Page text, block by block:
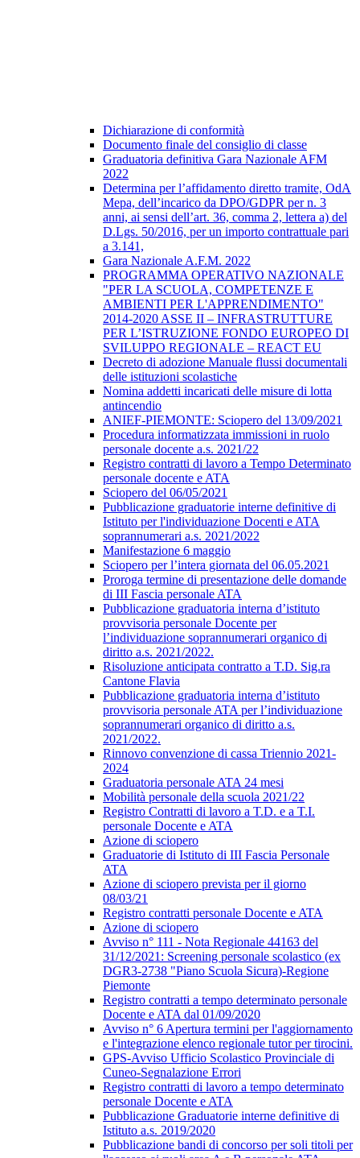
Dichiarazione di conformità
Documento finale del consiglio di classe
Graduatoria definitiva Gara Nazionale AFM
2022
Determina per l’affidamento diretto tramite, OdA
Mepa, dell’incarico da DPO/GDPR per n. 3
anni, ai sensi dell’art. 36, comma 2, lettera a) del
D.Lgs. 50/2016, per un importo contrattuale pari
a 3.141,
Gara Nazionale A.F.M. 2022
PROGRAMMA OPERATIVO NAZIONALE
"PER LA SCUOLA, COMPETENZE E
AMBIENTI PER L'APPRENDIMENTO"
2014-2020 ASSE II – INFRASTRUTTURE
PER L’ISTRUZIONE FONDO EUROPEO DI
SVILUPPO REGIONALE – REACT EU
Decreto di adozione Manuale flussi documentali
delle istituzioni scolastiche
Nomina addetti incaricati delle misure di lotta
antincendio
ANIEF-PIEMONTE: Sciopero del 13/09/2021
Procedura informatizzata immissioni in ruolo
personale docente a.s. 2021/22
Registro contratti di lavoro a Tempo Determinato
personale docente e ATA
Sciopero del 06/05/2021
Pubblicazione graduatorie interne definitive di
Istituto per l'individuazione Docenti e ATA
soprannumerari a.s. 2021/2022
Manifestazione 6 maggio
Sciopero per l’intera giornata del 06.05.2021
Proroga termine di presentazione delle domande
di III Fascia personale ATA
Pubblicazione graduatoria interna d’istituto
provvisoria personale Docente per
l’individuazione soprannumerari organico di
diritto a.s. 2021/2022.
Risoluzione anticipata contratto a T.D. Sig.ra
Cantone Flavia
Pubblicazione graduatoria interna d’istituto
provvisoria personale ATA per l’individuazione
soprannumerari organico di diritto a.s.
2021/2022.
Rinnovo convenzione di cassa Triennio 2021-
2024
Graduatoria personale ATA 24 mesi
Mobilità personale della scuola 2021/22
Registro Contratti di lavoro a T.D. e a T.I.
personale Docente e ATA
Azione di sciopero
Graduatorie di Istituto di III Fascia Personale
ATA
Azione di sciopero prevista per il giorno
08/03/21
Registro contratti personale Docente e ATA
Azione di sciopero
Avviso n° 111 - Nota Regionale 44163 del
31/12/2021: Screening personale scolastico (ex
DGR3-2738 "Piano Scuola Sicura)-Regione
Piemonte
Registro contratti a tempo determinato personale
Docente e ATA dal 01/09/2020
Avviso n° 6 Apertura termini per l'aggiornamento
e l'integrazione elenco regionale tutor per tirocini.
GPS-Avviso Ufficio Scolastico Provinciale di
Cuneo-Segnalazione Errori
Registro contratti di lavoro a tempo determinato
personale Docente e ATA
Pubblicazione Graduatorie interne definitive di
Istituto a.s. 2019/2020
Pubblicazione bandi di concorso per soli titoli per